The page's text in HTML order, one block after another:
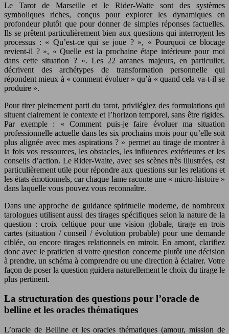
Le Tarot de Marseille et le Rider-Waite sont des systèmes
symboliques riches, conçus pour explorer les dynamiques en
profondeur plutôt que pour donner de simples réponses factuelles.
Ils se prêtent particulièrement bien aux questions qui interrogent les
processus : « Qu’est-ce qui se joue ? », « Pourquoi ce blocage
revient-il ? », « Quelle est la prochaine étape intérieure pour moi
dans cette situation ? ». Les 22 arcanes majeurs, en particulier,
décrivent des archétypes de transformation personnelle qui
répondent mieux à « comment évoluer » qu’à « quand cela va-t-il se
produire ».
Pour tirer pleinement parti du tarot, privilégiez des formulations qui
situent clairement le contexte et l’horizon temporel, sans être rigides.
Par exemple : « Comment puis-je faire évoluer ma situation
professionnelle actuelle dans les six prochains mois pour qu’elle soit
plus alignée avec mes aspirations ? » permet au tirage de montrer à
la fois vos ressources, les obstacles, les influences extérieures et les
conseils d’action. Le Rider-Waite, avec ses scènes très illustrées, est
particulièrement utile pour répondre aux questions sur les relations et
les états émotionnels, car chaque lame raconte une « micro-histoire »
dans laquelle vous pouvez vous reconnaître.
Dans une approche de guidance spirituelle moderne, de nombreux
tarologues utilisent aussi des tirages spécifiques selon la nature de la
question : croix celtique pour une vision globale, tirage en trois
cartes (situation / conseil / évolution probable) pour une demande
ciblée, ou encore tirages relationnels en miroir. En amont, clarifiez
donc avec le praticien si votre question concerne plutôt une décision
à prendre, un schéma à comprendre ou une direction à éclairer. Votre
façon de poser la question guidera naturellement le choix du tirage le
plus pertinent.
La structuration des questions pour l’oracle de
belline et les oracles thématiques
L’oracle de Belline et les oracles thématiques (amour, mission de